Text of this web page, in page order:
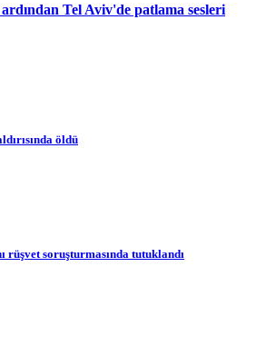
Tel Aviv'de patlama sesleri
öldü
rüşvet soruşturmasında tutuklandı